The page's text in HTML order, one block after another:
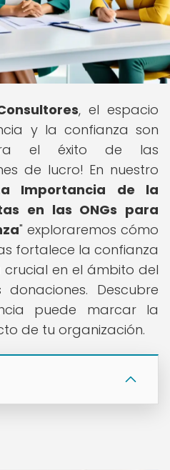
, el espacio
y la confianza son
el éxito de las
de lucro! En nuestro
Importancia de la
en las ONGs para
" exploraremos cómo
fortalece la confianza
crucial en el ámbito del
Descubre
puede marcar la
de tu organización.